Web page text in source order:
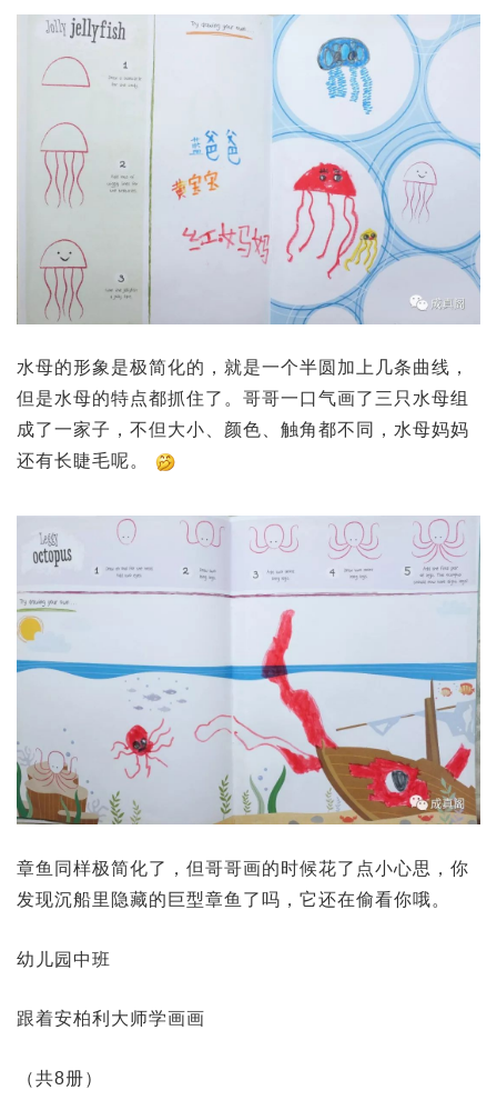
水母的形象是极简化的，就是一个半圆加上几条曲线，
但是水母的特点都抓住了。哥哥一口气画了三只水母组
成了一家子，不但大小、颜色、触角都不同，水母妈妈
还有长睫毛呢。
章鱼同样极简化了，但哥哥画的时候花了点小心思，你
发现沉船里隐藏的巨型章鱼了吗，它还在偷看你哦。
幼儿园中班
跟着安柏利大师学画画
（共8册）